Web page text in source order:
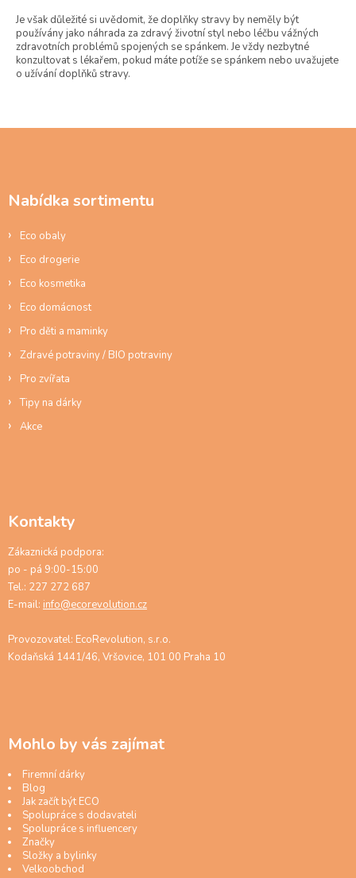
Je však důležité si uvědomit, že doplňky stravy by neměly být
používány jako náhrada za zdravý životní styl nebo léčbu vážných
zdravotních problémů spojených se spánkem. Je vždy nezbytné
konzultovat s lékařem, pokud máte potíže se spánkem nebo uvažujete
o užívání doplňků stravy.
Nabídka sortimentu
Eco obaly
Eco drogerie
Eco kosmetika
Eco domácnost
Pro děti a maminky
Zdravé potraviny / BIO potraviny
Pro zvířata
Tipy na dárky
Akce
Kontakty
Zákaznická podpora:
po - pá 9:00-15:00
Tel.: 227 272 687
E-mail: info@ecorevolution.cz
Provozovatel: EcoRevolution, s.r.o.
Kodaňská 1441/46, Vršovice, 101 00 Praha 10
Mohlo by vás zajímat
Firemní dárky
Blog
Jak začít být ECO
Spolupráce s dodavateli
Spolupráce s influencery
Značky
Složky a bylinky
Velkoobchod